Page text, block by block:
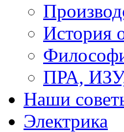
История
ПРА,
Наши
Электрика